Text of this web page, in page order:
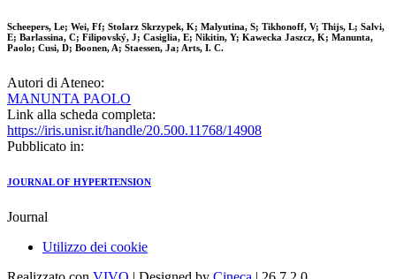
Scheepers, Le; Wei, Ff; Stolarz Skrzypek, K; Malyutina, S; Tikhonoff, V; Thijs, L; Salvi,
E; Barlassina, C; Filipovský, J; Casiglia, E; Nikitin, Y; Kawecka Jaszcz, K; Manunta,
Paolo; Cusi, D; Boonen, A; Staessen, Ja; Arts, I. C.
Autori di Ateneo:
MANUNTA PAOLO
Link alla scheda completa:
https://iris.unisr.it/handle/20.500.11768/14908
Pubblicato in:
JOURNAL OF HYPERTENSION
Journal
Utilizzo dei cookie